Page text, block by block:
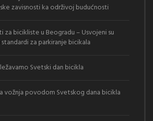
zavisnosti ka održivoj budućnosti
za bicikliste u Beogradu – Usvojeni su
za parkiranje bicikala
Svetski dan bicikla
vožnja povodom Svetskog dana bicikla